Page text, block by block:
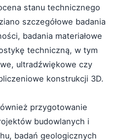
stanu technicznego
szczegółowe badania
badania materiałowe
techniczną, w tym
ultradźwiękowe czy
konstrukcji 3D.
przygotowanie
budowlanych i
badań geologicznych